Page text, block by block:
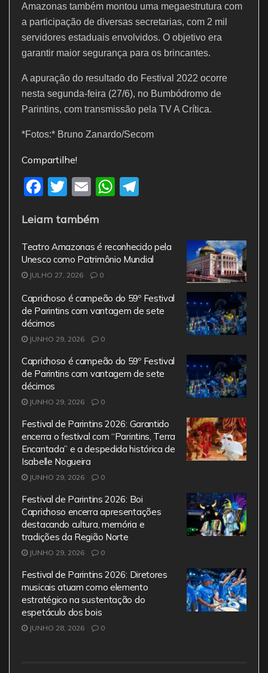
Amazonas também montou uma megaestrutura com
a participação de diversas secretarias, com 2 mil
servidores estaduais envolvidos. O objetivo era
garantir maior segurança para os brincantes.
A apuração do resultado do Festival 2022 ocorre
nesta segunda-feira (27/6), no Bumbódromo de
Parintins, com transmissão pela TV A Crítica.
*Fotos:* Bruno Zanardo/Secom
Compartilhe!
F
c
e
b
o
o
k
T
itt
er
E
ai
l
W
s
A
p
gr
a
Leiam também
Teatro Amazonas é reconhecido pela
Unesco como Patrimônio Mundial
JULHO 27, 2026 0
Caprichoso é campeão do 59º Festival
de Parintins com vantagem de sete
décimos
JUNHO 29, 2026 0
Caprichoso é campeão do 59º Festival
de Parintins com vantagem de sete
décimos
JUNHO 29, 2026 0
Festival de Parintins 2026: Garantido
encerra o festival com “Parintins, Terra
Encantada” e a despedida histórica de
Isabelle Nogueira
JUNHO 29, 2026 0
Festival de Parintins 2026: Boi
Caprichoso encerra apresentações
destacando cultura, memória e
tradições da Região Norte
JUNHO 29, 2026 0
Festival de Parintins 2026: Diretores
musicais atuam como elemento
estratégico na sustentação do
espetáculo dos bois
JUNHO 28, 2026 0